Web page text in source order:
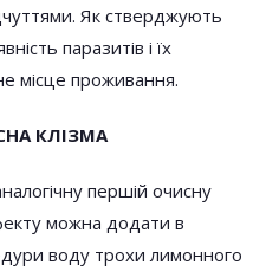
Як стверджують
паразитів і їх
місце проживання.
КЛІЗМА
першій очисну
можна додати в
воду трохи лимонного